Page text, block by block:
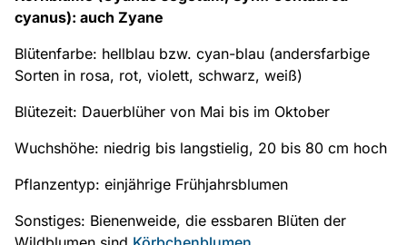
cyanus): auch Zyane
Blütenfarbe: hellblau bzw. cyan-blau (andersfarbige
Sorten in rosa, rot, violett, schwarz, weiß)
Blütezeit: Dauerblüher von Mai bis im Oktober
Wuchshöhe: niedrig bis langstielig, 20 bis 80 cm hoch
Pflanzentyp: einjährige Frühjahrsblumen
Sonstiges: Bienenweide, die essbaren Blüten der